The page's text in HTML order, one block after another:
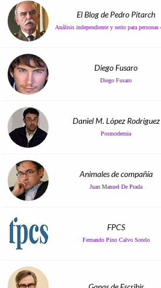
El Blog de Pedro Pitarch
Análisis independiente y serio para personas
Diego Fusaro
Diego Fusaro
Daniel M. López Rodríguez
Posmodernia
Animales de compañía
Juan Manuel De Prada
FPCS
Fernando Pino Calvo Sotelo